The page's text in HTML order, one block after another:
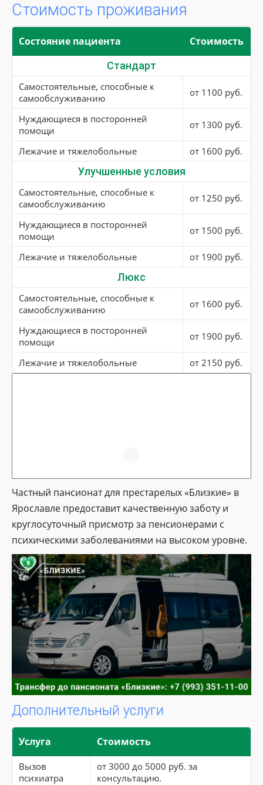
Стоимость проживания
Состояние пациента Стоимость
Стандарт
Самостоятельные, способные к
самообслуживанию
от 1100 руб.
Нуждающиеся в посторонней
помощи
от 1300 руб.
Лежачие и тяжелобольные от 1600 руб.
Улучшенные условия
Самостоятельные, способные к
самообслуживанию
от 1250 руб.
Нуждающиеся в посторонней
помощи
от 1500 руб.
Лежачие и тяжелобольные от 1900 руб.
Люкс
Самостоятельные, способные к
самообслуживанию
от 1600 руб.
Нуждающиеся в посторонней
помощи
от 1900 руб.
Лежачие и тяжелобольные от 2150 руб.
Частный пансионат для престарелых «Близкие» в
Ярославле предоставит качественную заботу и
круглосуточный присмотр за пенсионерами с
психическими заболеваниями на высоком уровне.
Дополнительный услуги
Услуга Стоимость
Вызов
психиатра
от 3000 до 5000 руб. за
консультацию.